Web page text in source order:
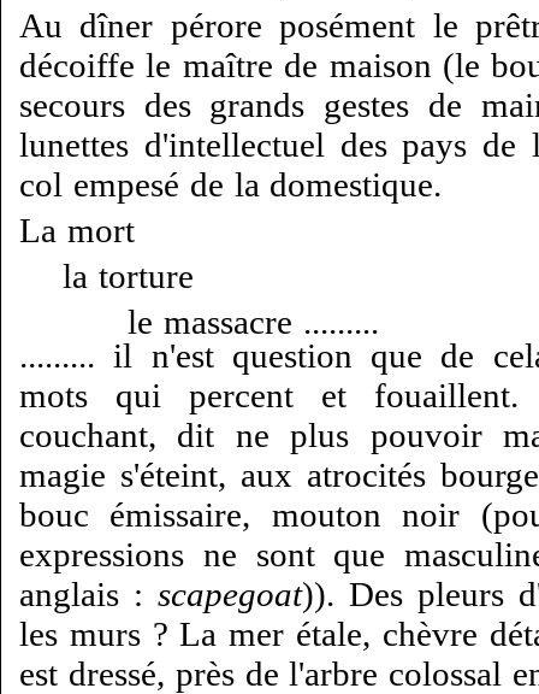
Au dîner pérore posément le
décoiffe le maître de maison (le
secours des grands gestes de
lunettes d'intellectuel des pays
col empesé de la domestique.
La mort
la torture
le massacre .........
......... il n'est question que de
mots qui percent et
couchant, dit ne plus pouvoir
magie s'éteint, aux atrocités
bouc émissaire, mouton noir
expressions ne sont que
anglais : scapegoat)). Des pleurs
les murs ? La mer étale, chèvre
est dressé, près de l'arbre colossal